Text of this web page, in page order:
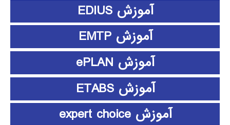
آموزش EDIUS
آموزش EMTP
آموزش ePLAN
آموزش ETABS
آموزش expert choice